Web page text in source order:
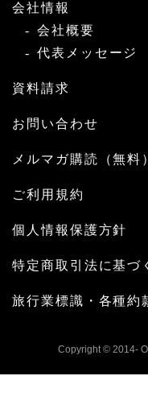
会社情報
会社概要
代表メッセージ
資料請求
お問い合わせ
メルマガ購読（無料
ご利用規約
個人情報保護方針
特定商取引法に基づ
旅行業標識・各種約
Copyright © 2014-